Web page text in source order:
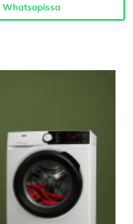
Whatsapissa